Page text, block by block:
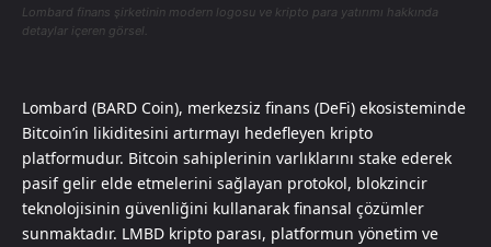
Lombard finans şirketinin modern logosu ve kripto para yatırımı hakkında
detaylar içeren görsel.
Lombard (BARD Coin), merkezsiz finans (DeFi) ekosisteminde
Bitcoin’in likiditesini artırmayı hedefleyen kripto
platformudur. Bitcoin sahiplerinin varlıklarını stake ederek
pasif gelir elde etmelerini sağlayan protokol, blokzincir
teknolojisinin güvenliğini kullanarak finansal çözümler
sunmaktadır. LMBD kripto parası, platformun yönetim ve